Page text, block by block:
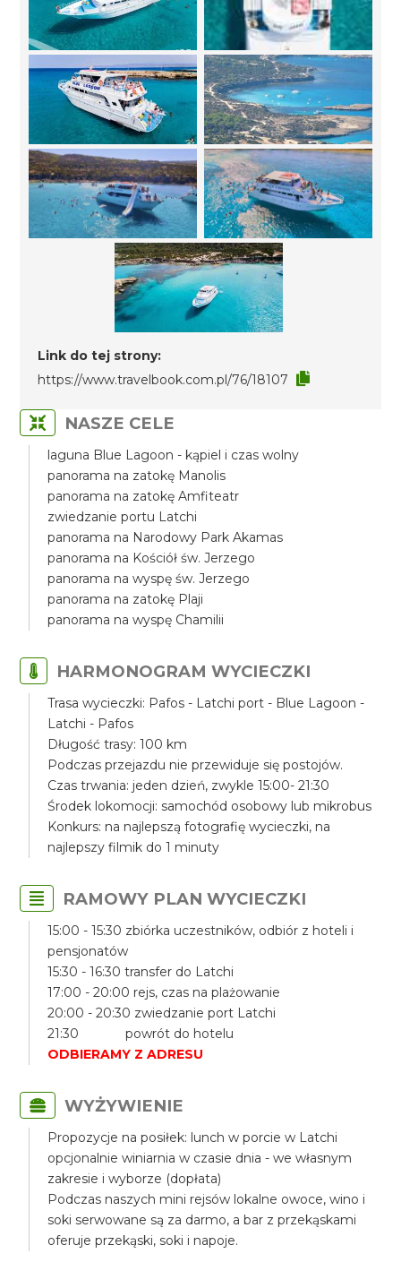
Link do tej strony:
https://www.travelbook.com.pl/76/18107
NASZE CELE
laguna Blue Lagoon - kąpiel i czas wolny
panorama na zatokę Manolis
panorama na zatokę Amfiteatr
zwiedzanie portu Latchi
panorama na Narodowy Park Akamas
panorama na Kościół św. Jerzego
panorama na wyspę św. Jerzego
panorama na zatokę Plaji
panorama na wyspę Chamilii
HARMONOGRAM WYCIECZKI
Trasa wycieczki: Pafos - Latchi port - Blue Lagoon -
Latchi - Pafos
Długość trasy: 100 km
Podczas przejazdu nie przewiduje się postojów.
Czas trwania: jeden dzień, zwykle 15:00- 21:30
Środek lokomocji: samochód osobowy lub mikrobus
Konkurs: na najlepszą fotografię wycieczki, na
najlepszy filmik do 1 minuty
RAMOWY PLAN WYCIECZKI
15:00 - 15:30 zbiórka uczestników, odbiór z hoteli i
pensjonatów
15:30 - 16:30 transfer do Latchi
17:00 - 20:00 rejs, czas na plażowanie
20:00 - 20:30 zwiedzanie port Latchi
21:30 powrót do hotelu
ODBIERAMY Z ADRESU
WYŻYWIENIE
Propozycje na posiłek: lunch w porcie w Latchi
opcjonalnie winiarnia w czasie dnia - we własnym
zakresie i wyborze (dopłata)
Podczas naszych mini rejsów lokalne owoce, wino i
soki serwowane są za darmo, a bar z przekąskami
oferuje przekąski, soki i napoje.